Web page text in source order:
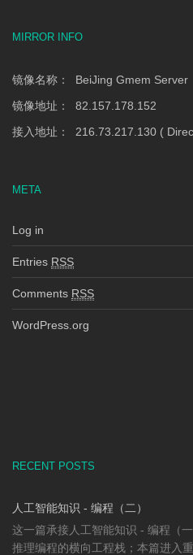
MIRROR INFO
镜像名称： BeiJing Gmem Server
镜像地址： 82.157.178.152
接入地址： 216.73.217.130 (
META
Log in
Entries RSS
Comments RSS
WordPress.org
RECENT POSTS
人工智能知识 - 编程（二）
这一篇承接人工智能知识 - 编程（
推理编程的横向工程栈；本篇进入